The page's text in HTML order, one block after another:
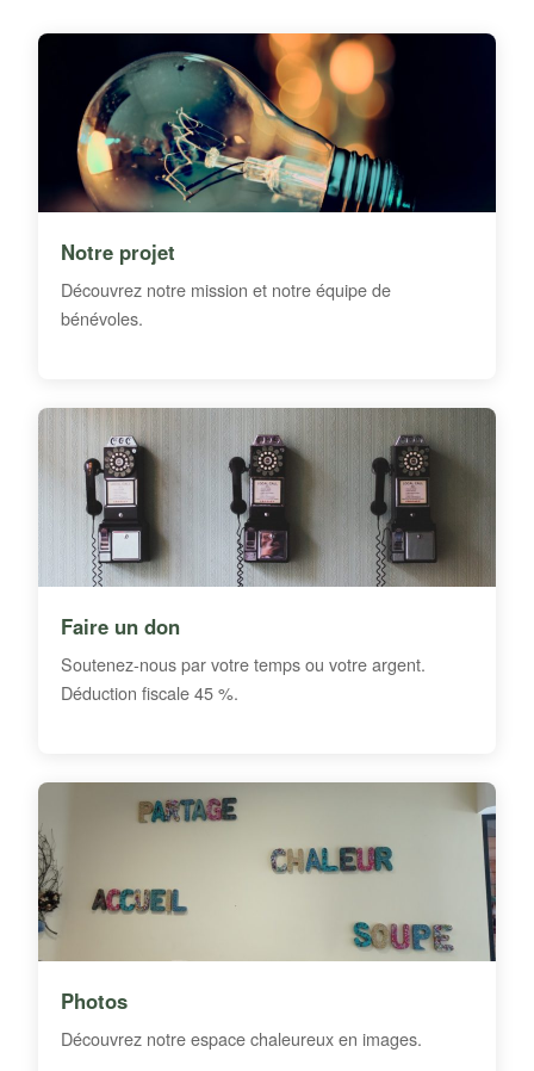
Notre projet
Découvrez notre mission et notre équipe de
bénévoles.
Faire un don
Soutenez-nous par votre temps ou votre argent.
Déduction fiscale 45 %.
Photos
Découvrez notre espace chaleureux en images.